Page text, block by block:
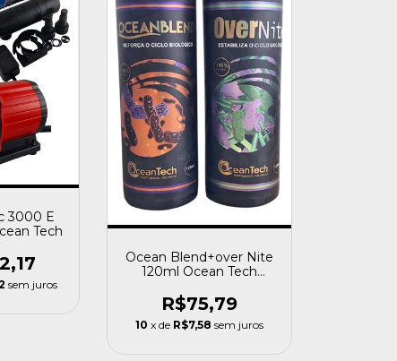
3000 E
Tech
sem juros
Ocean Blend+over Nite
120ml Ocean Tech
R$75,79
10 x de R$7,58 sem juros